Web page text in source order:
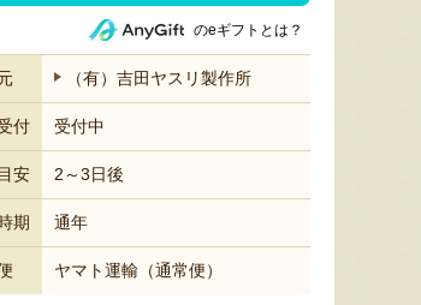
のeギフトとは？
（有）吉田ヤスリ製作所
付 受付中
安 2～3日後
期 通年
ヤマト運輸（通常便）